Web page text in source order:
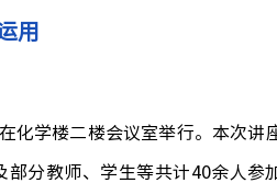
用
学楼二楼会议室举行。本次讲
部分教师、学生等共计40余人参